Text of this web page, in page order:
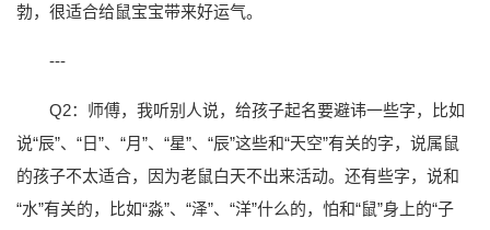
勃，很适合给鼠宝宝带来好运气。
---
Q2：师傅，我听别人说，给孩子起名要避讳一些字，比如
说“辰”、“日”、“月”、“星”、“辰”这些和“天空”有关的字，说属鼠
的孩子不太适合，因为老鼠白天不出来活动。还有些字，说和
“水”有关的，比如“淼”、“泽”、“洋”什么的，怕和“鼠”身上的“子